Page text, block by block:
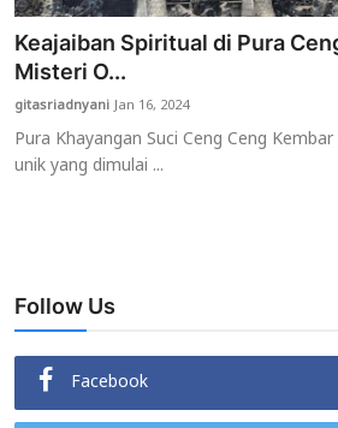
Keajaiban Spiritual di Pura
Misteri O...
gitasriadnyaniJan 16, 2024
Pura Khayangan Suci Ceng Ceng
unik yang dimulai ...
Follow Us
Facebook